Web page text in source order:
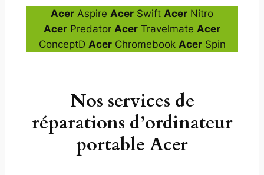
Acer Aspire Acer Swift Acer Nitro
Acer Predator Acer Travelmate Acer
ConceptD AcerChromebook AcerSpin
Nos services de
réparations d’ordinateur
portable Acer